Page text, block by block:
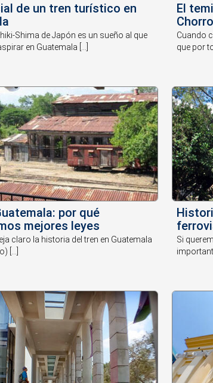
de un tren turístico en
Shima de Japón es un sueño al que
en Guatemala [...]
El
Cuando
que por
por qué
mejores leyes
claro la historia del tren en Guatemala
[...]
Si